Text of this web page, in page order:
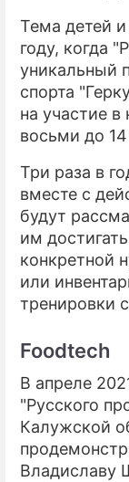
Тема детей и
году, когда
уникальный
спорта
на участие в
восьми до
Три раза в
вместе с
будут
им
конкретной
или
тренировки
Foodtech
В апреле
"Русского
Калужской
Владиславу